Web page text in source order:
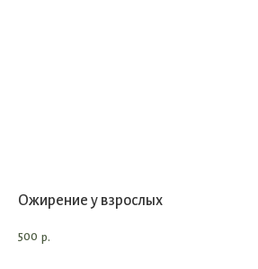
Ожирение у взрослых
500 р.